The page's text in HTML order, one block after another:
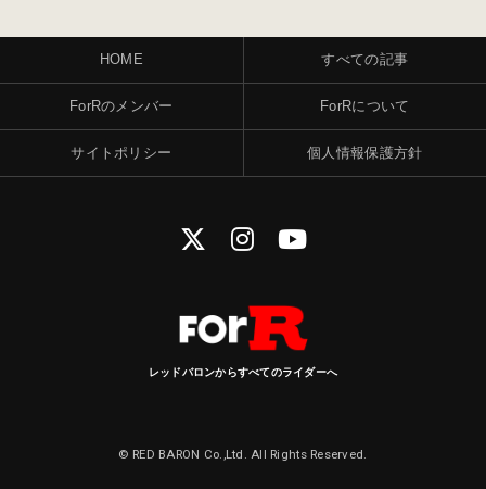
HOME すべての記事
ForRのメンバー ForRについて
サイトポリシー 個人情報保護方針
レッドバロンからすべてのライダーへ
© RED BARON Co.,Ltd. All Rights Reserved.